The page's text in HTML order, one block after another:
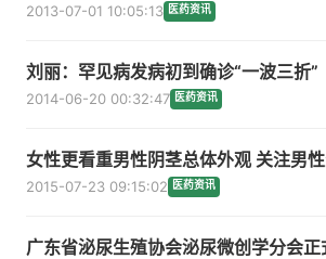
2013-07-01 10:05:13 医药资讯
刘丽：罕见病发病初到确诊“一波三折”
2014-06-20 00:32:47 医药资讯
女性更看重男性阴茎总体外观 关注男
2015-07-23 09:15:02 医药资讯
广东省泌尿生殖协会泌尿微创学分会正